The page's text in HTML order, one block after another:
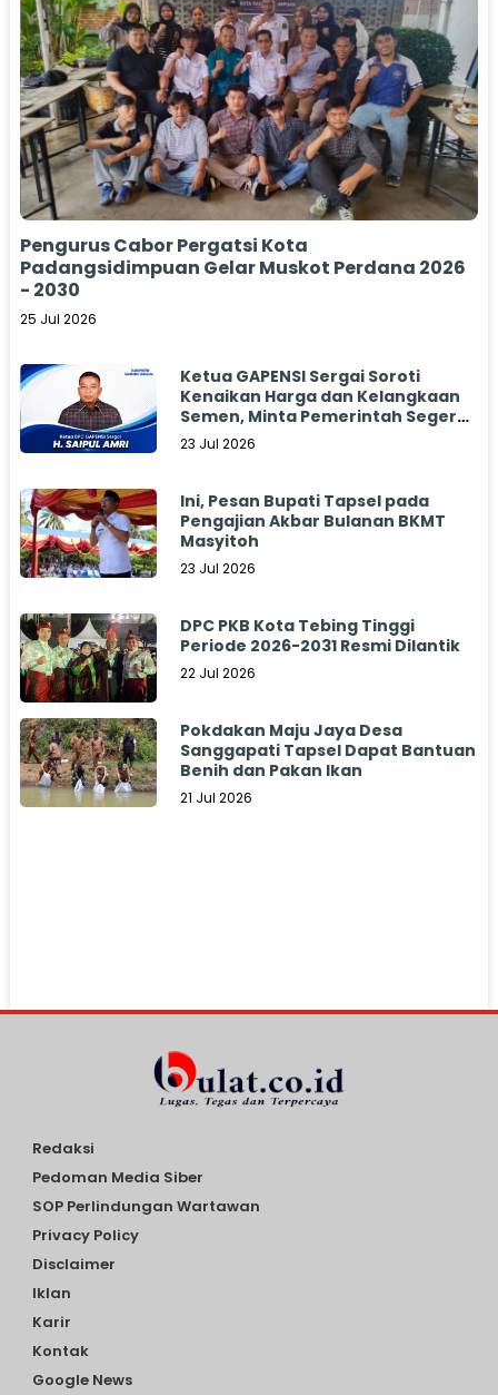
Pengurus Cabor Pergatsi Kota
Padangsidimpuan Gelar Muskot Perdana 2026
- 2030
25 Jul 2026
Ketua GAPENSI Sergai Soroti
Kenaikan Harga dan Kelangkaan
Semen, Minta Pemerintah Segera
Bertindak
23 Jul 2026
Ini, Pesan Bupati Tapsel pada
Pengajian Akbar Bulanan BKMT
Masyitoh
23 Jul 2026
DPC PKB Kota Tebing Tinggi
Periode 2026-2031 Resmi Dilantik
22 Jul 2026
Pokdakan Maju Jaya Desa
Sanggapati Tapsel Dapat Bantuan
Benih dan Pakan Ikan
21 Jul 2026
Redaksi
Pedoman Media Siber
SOP Perlindungan Wartawan
Privacy Policy
Disclaimer
Iklan
Karir
Kontak
Google News